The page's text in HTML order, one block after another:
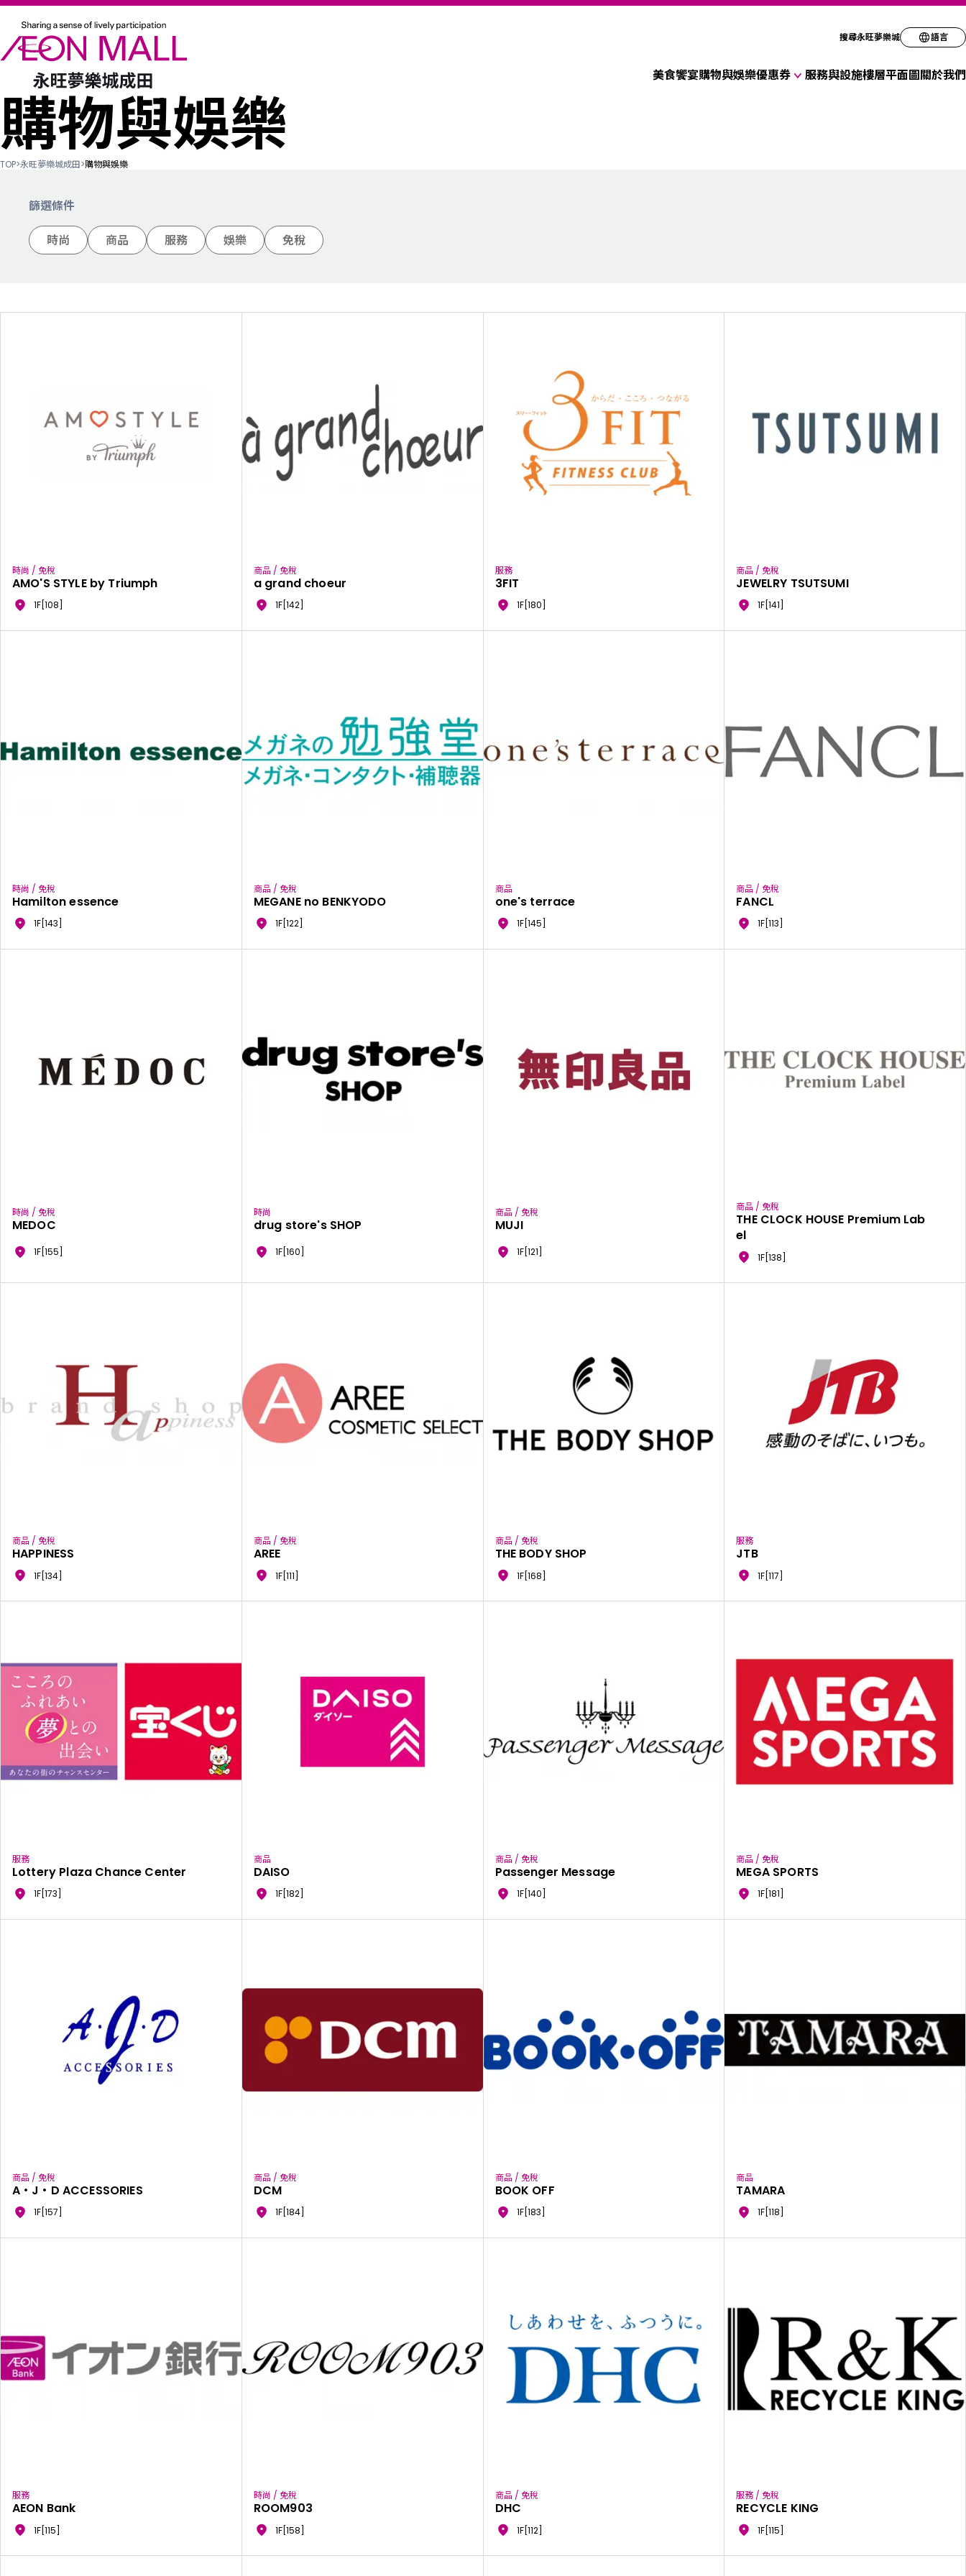
美食饗宴購物與娛樂優惠券 服務與設施樓層平面圖關於我們
搜尋永旺夢樂城 語言
請選擇您偏好的
English
購物與娛樂
TOP>永旺夢樂城成田>購物與娛樂
篩選條件
時尚 商品 服務 娛樂 免稅
時尚 / 免稅
AMO'S STYLE by Triumph
1F[108]
商品 / 免稅
a grand choeur
1F[142]
服務
3FIT
1F[180]
商品 / 免稅
JEWELRY TSUTSUMI
1F[141]
時尚 / 免稅
Hamilton essence
1F[143]
商品 / 免稅
MEGANE no BENKYODO
1F[122]
商品
one's terrace
1F[145]
商品 / 免稅
FANCL
1F[113]
時尚 / 免稅
MEDOC
1F[155]
時尚
drug store's SHOP
1F[160]
商品 / 免稅
MUJI
1F[121]
商品 / 免稅
THE CLOCK HOUSE Premium Lab
el
1F[138]
商品 / 免稅
HAPPINESS
1F[134]
商品 / 免稅
AREE
1F[111]
商品 / 免稅
THE BODY SHOP
1F[168]
服務
JTB
1F[117]
服務
Lottery Plaza Chance Center
1F[173]
商品
DAISO
1F[182]
商品 / 免稅
Passenger Message
1F[140]
商品 / 免稅
MEGA SPORTS
1F[181]
商品 / 免稅
A・J・D ACCESSORIES
1F[157]
商品 / 免稅
DCM
1F[184]
商品 / 免稅
BOOK OFF
1F[183]
商品
TAMARA
1F[118]
服務
AEON Bank
1F[115]
時尚 / 免稅
ROOM903
1F[158]
商品 / 免稅
DHC
1F[112]
服務 / 免稅
RECYCLE KING
1F[115]